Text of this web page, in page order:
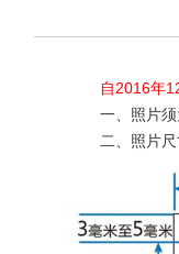
自2016年
一、照片须为
二、照片尺